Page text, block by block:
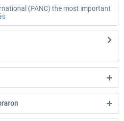
(PANC) the most important